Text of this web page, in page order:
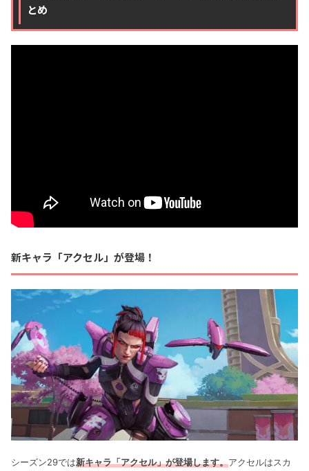
とめ
新キャラ「アクセル」が登場！
シーズン29では新キャラ「アクセル」が登場します。アクセルはスカ